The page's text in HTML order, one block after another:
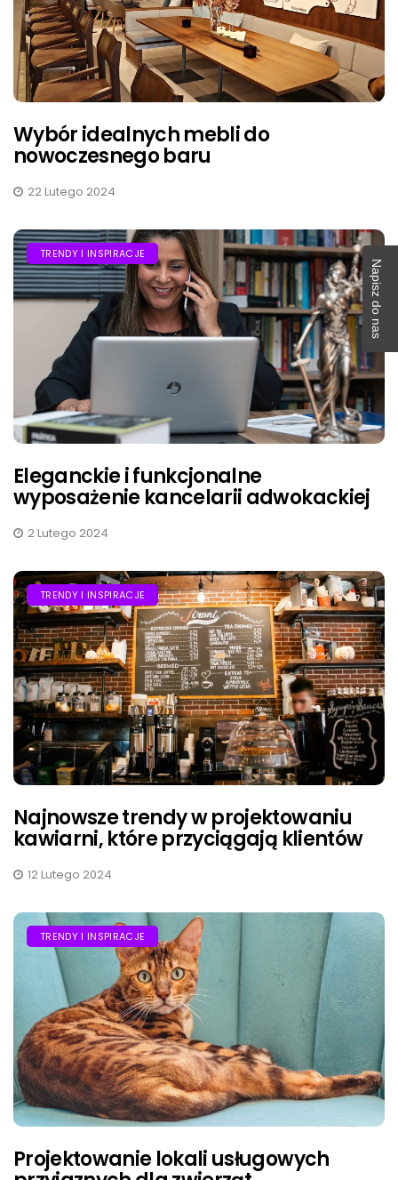
Wybór idealnych mebli do
nowoczesnego baru
22 Lutego 2024
TRENDY I INSPIRACJE
Eleganckie i funkcjonalne
wyposażenie kancelarii adwokackiej
2 Lutego 2024
TRENDY I INSPIRACJE
Najnowsze trendy w projektowaniu
kawiarni, które przyciągają klientów
12 Lutego 2024
TRENDY I INSPIRACJE
Projektowanie lokali usługowych
Napisz do nas